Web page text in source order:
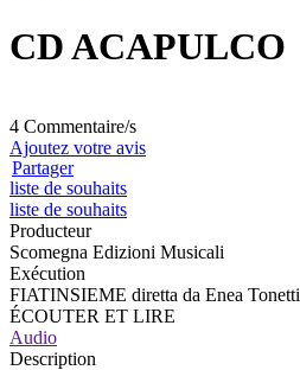
CD ACAPULCO
4 Commentaire/s
Ajoutez votre avis
Partager
liste de souhaits
liste de souhaits
Producteur
Scomegna Edizioni Musicali
Exécution
FIATINSIEME diretta da Enea Tonetti
ÉCOUTER ET LIRE
Audio
Description